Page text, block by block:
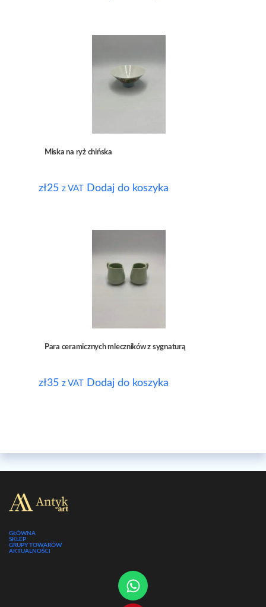
Miska na ryż chińska
zł25 z VAT Dodaj do koszyka
Para ceramicznych mleczników z sygnaturą
zł35 z VAT Dodaj do koszyka
GŁÓWNA
SKLEP
GRUPY TOWARÓW
AKTUALNOŚCI